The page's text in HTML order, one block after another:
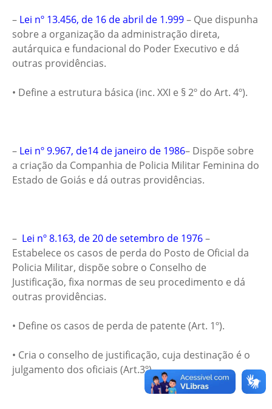
– Lei nº 13.456, de 16 de abril de 1.999– Que dispunha
sobre a organização da administração direta,
autárquica e fundacional do Poder Executivo e dá
outras providências.
• Define a estrutura básica (inc. XXI e § 2º do Art. 4º).
– Lei nº 9.967, de14 de janeiro de 1986– Dispõe sobre
a criação da Companhia de Policia Militar Feminina do
Estado de Goiás e dá outras providências.
– Lei nº 8.163, de 20 de setembro de 1976–
Estabelece os casos de perda do Posto de Oficial da
Policia Militar, dispõe sobre o Conselho de
Justificação, fixa normas de seu procedimento e dá
outras providências.
• Define os casos de perda de patente (Art. 1º).
• Cria o conselho de justificação, cuja destinação é o
julgamento dos oficiais (Art.3º).